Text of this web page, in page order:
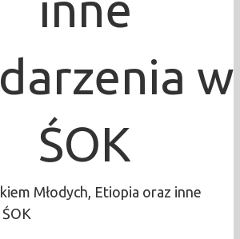
w
ŚOK
Młodych, Etiopia oraz inne